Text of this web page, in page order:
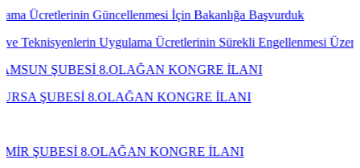
Güncellenmesi İçin Bakanlığa Başvurduk
Uygulama Ücretlerinin Sürekli Engellenmesi Üzerine Bakanlığa
8.OLAĞAN KONGRE İLANI
8.OLAĞAN KONGRE İLANI
8.OLAĞAN KONGRE İLANI